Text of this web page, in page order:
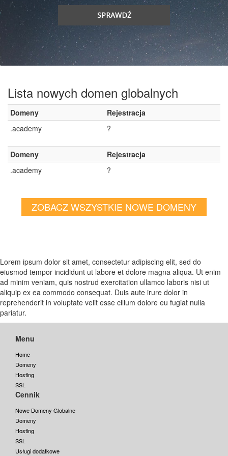
SPRAWDŹ
Lista nowych domen globalnych
Domeny
Rejestracja
.academy
?
Domeny
Rejestracja
.academy
?
ZOBACZ WSZYSTKIE NOWE DOMENY
Lorem ipsum dolor sit amet, consectetur adipiscing elit, sed do
eiusmod tempor incididunt ut labore et dolore magna aliqua. Ut enim
ad minim veniam, quis nostrud exercitation ullamco laboris nisi ut
aliquip ex ea commodo consequat. Duis aute irure dolor in
reprehenderit in voluptate velit esse cillum dolore eu fugiat nulla
pariatur.
Menu
Home
Domeny
Hosting
SSL
Cennik
Nowe Domeny Globalne
Domeny
Hosting
SSL
Usługi dodatkowe